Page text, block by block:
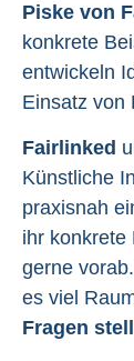
Piske von
konkrete
entwickeln
Einsatz von
Fairlinked
Künstliche
praxisnah
ihr konkrete
gerne
es viel
Fragen